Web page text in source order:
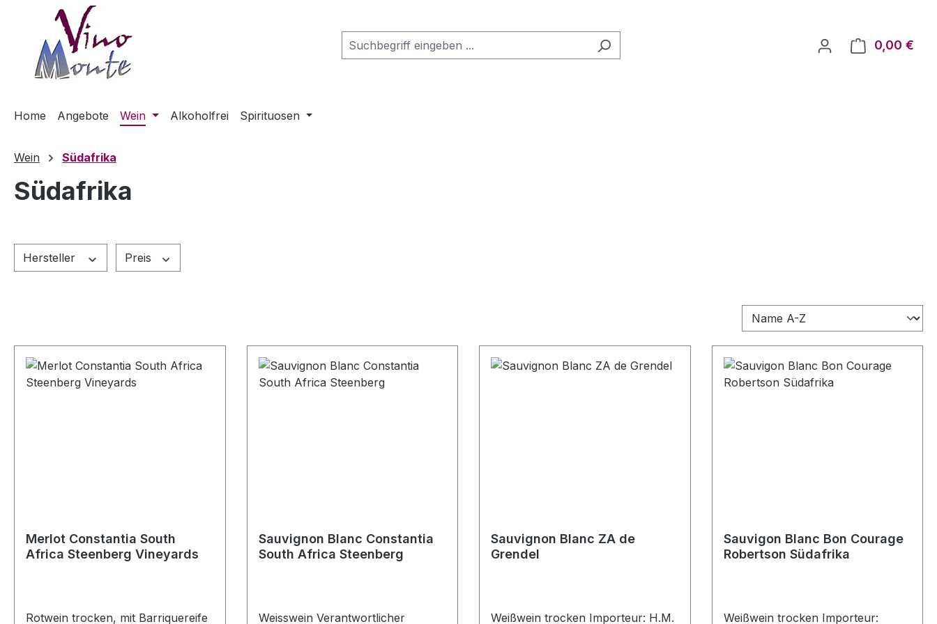
Hauptinhalt springen
Zur Suche springen
Zur Hauptnavigation springen
0,00 €
Home Angebote Wein Alkoholfrei Spirituosen
Wein Südafrika
Südafrika
Hersteller Preis
Merlot Constantia South
Africa Steenberg Vineyards
Rotwein trocken, mit Barriquereife
Sauvignon Blanc Constantia
South Africa Steenberg
Weisswein Verantwortlicher
Sauvignon Blanc ZA de
Grendel
Weißwein trocken Importeur: H.M.
Sauvigon Blanc Bon Courage
Robertson Südafrika
Weißwein trocken Importeur: